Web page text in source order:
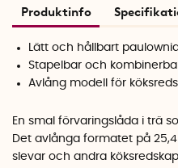
Produktinfo
Lätt och hållbart
Stapelbar och
Avlång modell för
En smal förvaringslåda i trä
Det avlånga formatet på
slevar och andra